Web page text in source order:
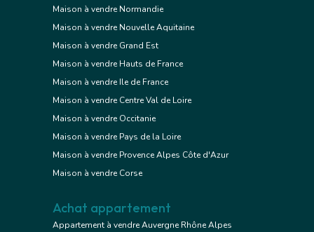
Maison à vendre Normandie
Maison à vendre Nouvelle Aquitaine
Maison à vendre Grand Est
Maison à vendre Hauts de France
Maison à vendre Ile de France
Maison à vendre Centre Val de Loire
Maison à vendre Occitanie
Maison à vendre Pays de la Loire
Maison à vendre Provence Alpes Côte d'Azur
Maison à vendre Corse
Achat appartement
Appartement à vendre Auvergne Rhône Alpes